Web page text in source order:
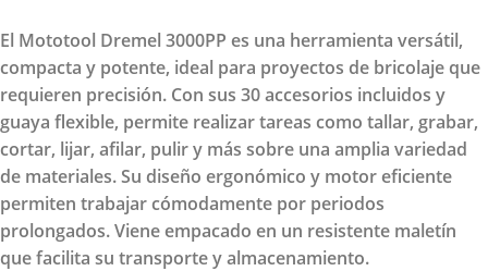
El Mototool Dremel 3000PP es una herramienta versátil,
compacta y potente, ideal para proyectos de bricolaje que
requieren precisión. Con sus 30 accesorios incluidos y
guaya flexible, permite realizar tareas como tallar, grabar,
cortar, lijar, afilar, pulir y más sobre una amplia variedad
de materiales. Su diseño ergonómico y motor eficiente
permiten trabajar cómodamente por periodos
prolongados. Viene empacado en un resistente maletín
que facilita su transporte y almacenamiento.